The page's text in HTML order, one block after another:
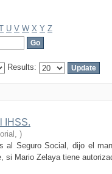
U V W X Y Z
Results:
IHSS.
, )
al Seguro Social, dijo el
si Mario Zelaya tiene